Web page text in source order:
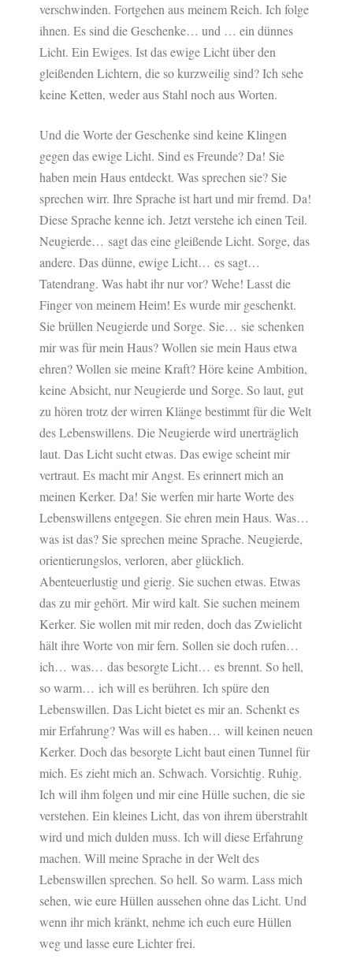
verschwinden. Fortgehen aus meinem Reich. Ich folge
ihnen. Es sind die Geschenke… und … ein dünnes
Licht. Ein Ewiges. Ist das ewige Licht über den
gleißenden Lichtern, die so kurzweilig sind? Ich sehe
keine Ketten, weder aus Stahl noch aus Worten.
Und die Worte der Geschenke sind keine Klingen
gegen das ewige Licht. Sind es Freunde? Da! Sie
haben mein Haus entdeckt. Was sprechen sie? Sie
sprechen wirr. Ihre Sprache ist hart und mir fremd. Da!
Diese Sprache kenne ich. Jetzt verstehe ich einen Teil.
Neugierde… sagt das eine gleißende Licht. Sorge, das
andere. Das dünne, ewige Licht… es sagt…
Tatendrang. Was habt ihr nur vor? Wehe! Lasst die
Finger von meinem Heim! Es wurde mir geschenkt.
Sie brüllen Neugierde und Sorge. Sie… sie schenken
mir was für mein Haus? Wollen sie mein Haus etwa
ehren? Wollen sie meine Kraft? Höre keine Ambition,
keine Absicht, nur Neugierde und Sorge. So laut, gut
zu hören trotz der wirren Klänge bestimmt für die Welt
des Lebenswillens. Die Neugierde wird unerträglich
laut. Das Licht sucht etwas. Das ewige scheint mir
vertraut. Es macht mir Angst. Es erinnert mich an
meinen Kerker. Da! Sie werfen mir harte Worte des
Lebenswillens entgegen. Sie ehren mein Haus. Was…
was ist das? Sie sprechen meine Sprache. Neugierde,
orientierungslos, verloren, aber glücklich.
Abenteuerlustig und gierig. Sie suchen etwas. Etwas
das zu mir gehört. Mir wird kalt. Sie suchen meinem
Kerker. Sie wollen mit mir reden, doch das Zwielicht
hält ihre Worte von mir fern. Sollen sie doch rufen…
ich… was… das besorgte Licht… es brennt. So hell,
so warm… ich will es berühren. Ich spüre den
Lebenswillen. Das Licht bietet es mir an. Schenkt es
mir Erfahrung? Was will es haben… will keinen neuen
Kerker. Doch das besorgte Licht baut einen Tunnel für
mich. Es zieht mich an. Schwach. Vorsichtig. Ruhig.
Ich will ihm folgen und mir eine Hülle suchen, die sie
verstehen. Ein kleines Licht, das von ihrem überstrahlt
wird und mich dulden muss. Ich will diese Erfahrung
machen. Will meine Sprache in der Welt des
Lebenswillen sprechen. So hell. So warm. Lass mich
sehen, wie eure Hüllen aussehen ohne das Licht. Und
wenn ihr mich kränkt, nehme ich euch eure Hüllen
weg und lasse eure Lichter frei.